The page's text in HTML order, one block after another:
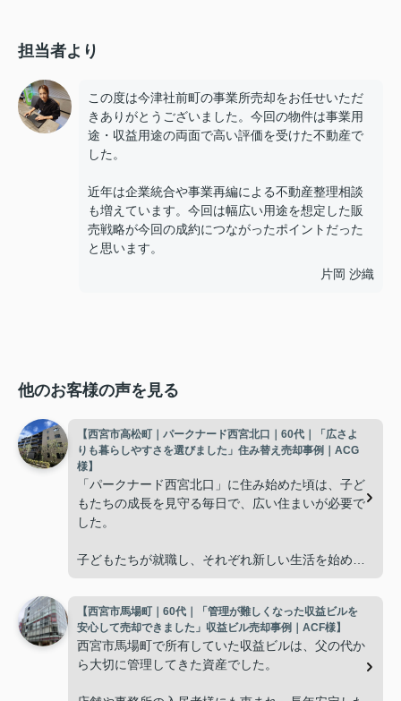
担当者より
この度は今津社前町の事業所売却をお任せいただ
きありがとうございました。今回の物件は事業用
途・収益用途の両面で高い評価を受けた不動産で
した。
近年は企業統合や事業再編による不動産整理相談
も増えています。今回は幅広い用途を想定した販
売戦略が今回の成約につながったポイントだった
と思います。
片岡 沙織
他のお客様の声を見る
【西宮市高松町｜パークナード西宮北口｜60代｜「広さよ
りも暮らしやすさを選びました」住み替え売却事例｜ACG
様】
「パークナード西宮北口」に住み始めた頃は、子ど
もたちの成長を見守る毎日で、広い住まいが必要で
した。
子どもたちが就職し、それぞれ新しい生活を始める
使わない部屋が増え、
「今の私たちには少し広すぎるね。」
【西宮市馬場町｜60代｜「管理が難しくなった収益ビルを
安心して売却できました」収益ビル売却事例｜ACF様】
西宮市馬場町で所有していた収益ビルは、父の代か
ら大切に管理してきた資産でした。